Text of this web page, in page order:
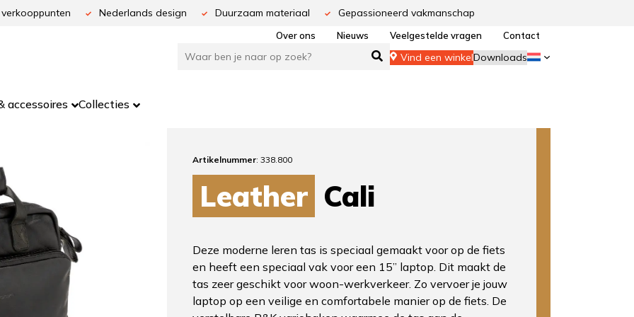
Nederlands design Duurzaam materiaal Gepassioneerd vakmanschap
Over ons Nieuws Veelgestelde vragen Contact
Vind een winkelDownloads
accessoires Collecties
Artikelnummer: 338.800
Leather Cali
Deze moderne leren tas is speciaal gemaakt voor op de fiets
en heeft een speciaal vak voor een 15” laptop. Dit maakt de
tas zeer geschikt voor woon-werkverkeer. Zo vervoer je jouw
laptop op een veilige en comfortabele manier op de fiets. De